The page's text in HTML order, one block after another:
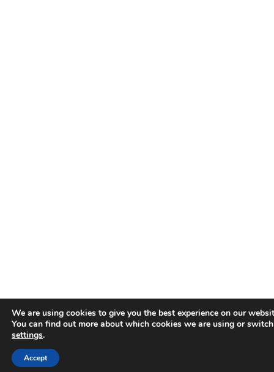
We are using cookies to give you the best experience on our
You can find out more about which cookies we are using or
settings.
Accept